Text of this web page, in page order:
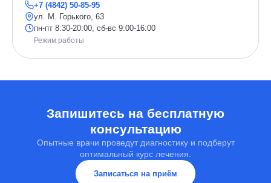
+7 (4842) 50-85-95
ул. М. Горького, 63
пн-пт 8:30-20:00, сб-вс 9:00-16:00
Режим работы
Запишитесь на бесплатную
консультацию
Опытные врачи проведут диагностику и подберут
оптимальный курс лечения.
Записаться на приём